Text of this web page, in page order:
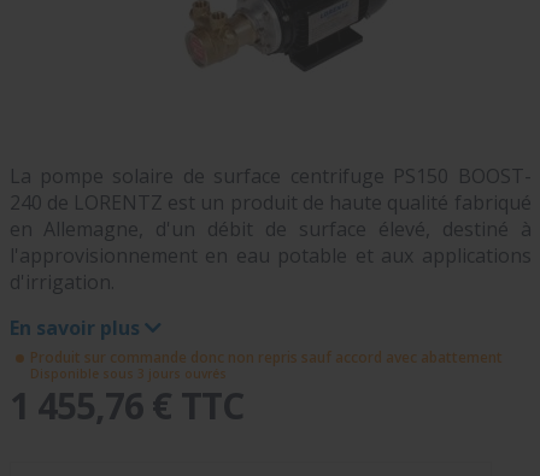
La pompe solaire de surface centrifuge PS150 BOOST-
240 de LORENTZ est un produit de haute qualité fabriqué
en Allemagne, d'un débit de surface élevé, destiné à
l'approvisionnement en eau potable et aux applications
d'irrigation.
En savoir plus
Produit sur commande donc non repris sauf accord avec abattement
Disponible sous 3 jours ouvrés
1 455,76 € TTC